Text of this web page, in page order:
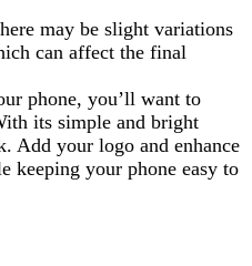
may be slight variations
can affect the final
phone, you’ll want to
its simple and bright
Add your logo and enhance
keeping your phone easy to